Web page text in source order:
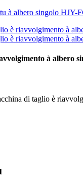
à albero
di taglio è